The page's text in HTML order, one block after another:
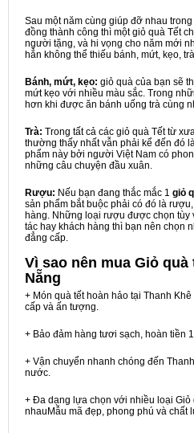
Sau một năm cùng giúp đỡ nhau
đồng thành công thì một giỏ quà Tết
người tặng, và hi vọng cho năm mới
hẳn không thể thiếu bánh, mứt, kẹo,
Bánh, mứt, kẹo: giỏ quà của bạn sẽ
mứt kẹo với nhiều màu sắc. Trong
hơn khi được ăn bánh uống trà cùng
Trà: Trong tất cả các giỏ quà Tết từ
thường thấy nhất vẫn phải kể đến đó
phẩm này bởi người Việt Nam có
những câu chuyện đầu xuân.
Rượu: Nếu bạn đang thắc mắc 1 giỏ
sản phẩm bắt buộc phải có đó là
hàng. Những loại rượu được chọn tùy
tác hay khách hàng thì bạn nên chọn
đẳng cấp.
Vì sao nên mua Giỏ quà
Nẵng
+ Món quà tết hoàn hảo tại Thanh
cấp và ấn tượng.
+ Bảo đảm hàng tươi sạch, hoàn tiền
+ Vận chuyển nhanh chóng đến
nước.
+ Đa dạng lựa chọn với nhiều loại
nhauMẫu mã đẹp, phong phú và chất